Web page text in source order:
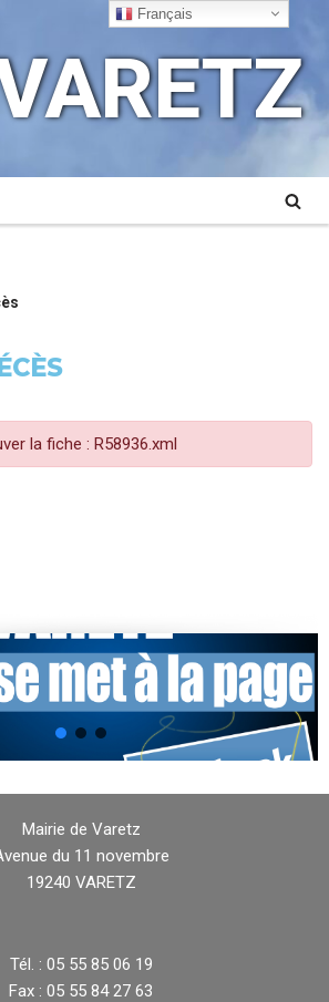
la fiche : R58936.xml
Mairie de Varetz
du 11 novembre
19240 VARETZ
Tél. : 05 55 85 06 19
Fax : 05 55 84 27 63
Français